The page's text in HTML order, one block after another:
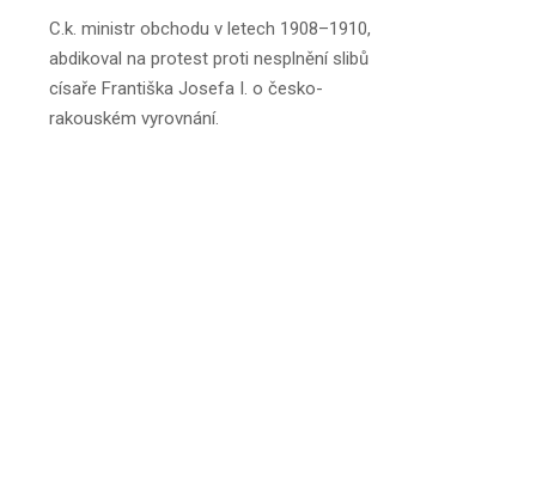
C.k. ministr obchodu v letech 1908–1910,
abdikoval na protest proti nesplnění slibů
císaře Františka Josefa I. o česko-
rakouském vyrovnání.